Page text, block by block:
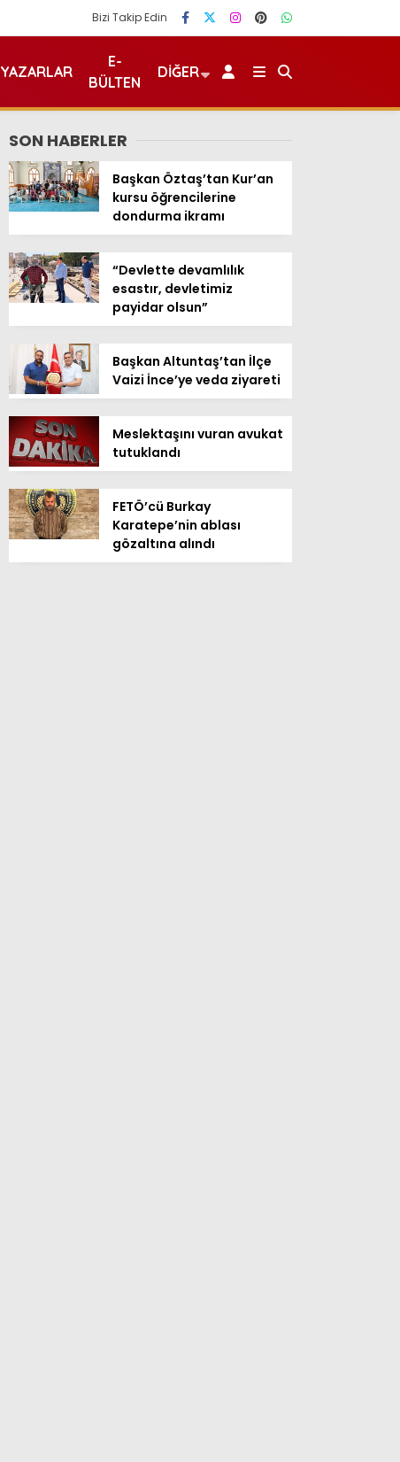
Bizi Takip Edin
YAZARLAR
E-
BÜLTEN
DIĞER
SON HABERLER
Başkan Öztaş’tan Kur’an
kursu öğrencilerine
dondurma ikramı
“Devlette devamlılık
esastır, devletimiz
payidar olsun”
Başkan Altuntaş’tan İlçe
Vaizi İnce’ye veda ziyareti
Meslektaşını vuran avukat
tutuklandı
FETÖ’cü Burkay
Karatepe’nin ablası
gözaltına alındı